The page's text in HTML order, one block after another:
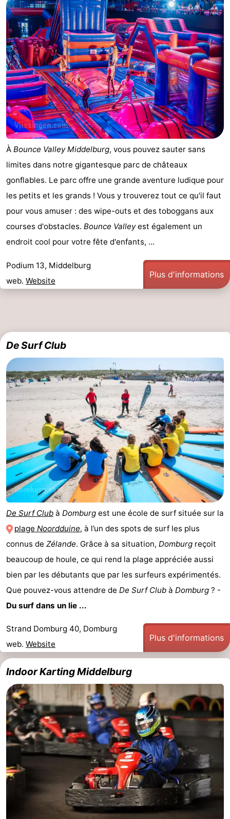
Sluis
-
Cadzand
-
Nature
Het
Zwin
Météo
Contact
À Bounce Valley Middelburg, vous pouvez sauter sans
limites dans notre gigantesque parc de châteaux
gonflables. Le parc offre une grande aventure ludique pour
les petits et les grands ! Vous y trouverez tout ce qu'il faut
pour vous amuser : des wipe-outs et des toboggans aux
courses d'obstacles. Bounce Valleyest également un
endroit cool pour votre fête d'enfants, ...
Podium 13, Middelburg
web. Website
Plus d'informations
De Surf Club
De Surf Club à Domburg est une école de surf située sur la
plageNoordduine, à l’un des spots de surf les plus
connus de Zélande. Grâce à sa situation, Domburg reçoit
beaucoup de houle, ce qui rend la plage appréciée aussi
bien par les débutants que par les surfeurs expérimentés.
Que pouvez-vous attendre de De Surf Club à Domburg ? -
Du surf dans un lie ...
Strand Domburg 40, Domburg
web. Website
Plus d'informations
Indoor Karting Middelburg